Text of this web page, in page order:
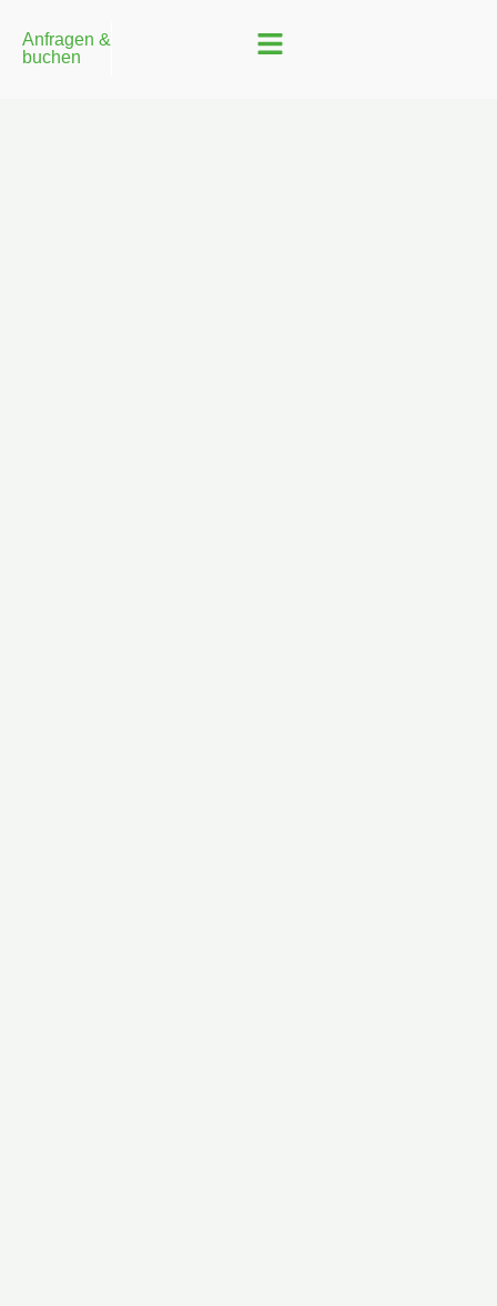
Anfragen &
buchen